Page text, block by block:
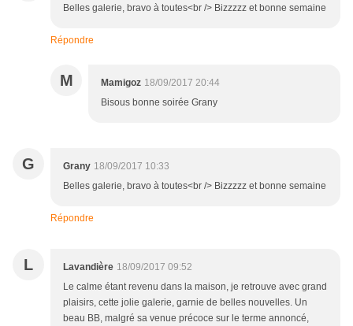
Belles galerie, bravo à toutes<br /> Bizzzzz et bonne semaine
Répondre
M Mamigoz 18/09/2017 20:44
Bisous bonne soirée Grany
G Grany 18/09/2017 10:33
Belles galerie, bravo à toutes<br /> Bizzzzz et bonne semaine
Répondre
L Lavandière 18/09/2017 09:52
Le calme étant revenu dans la maison, je retrouve avec grand
plaisirs, cette jolie galerie, garnie de belles nouvelles. Un
beau BB, malgré sa venue précoce sur le terme annoncé,